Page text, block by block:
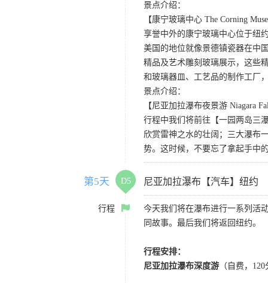
景点介绍：
【康宁玻璃中心 The Corning
享誉中外的康宁玻璃中心位于纽
美国的地位就像景德镇瓷器在中
精品及艺术雕刻玻璃展示，这些
和玻璃器皿、工艺品的制作工厂
景点介绍：
【尼亚加拉瀑布夜景游 Niagara
行程中我们将前往【一园两岛三
欣赏雷神之水的壮阔；三大瀑布
势。这时候，不要忘了拿起手中
第5天 D5 尼亚加拉瀑布【汽车】纽约
行程
今天我们将在瀑布进行一系列活
同故事。最后我们将返回纽约。
行程安排：
尼亚加拉瀑布深度游 （自费，